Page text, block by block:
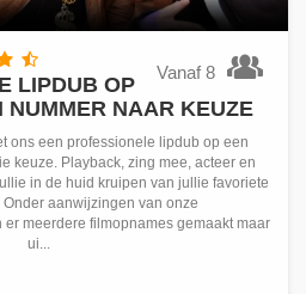
Vanaf 8
LIPDUB OP
NUMMER NAAR KEUZE
ons een professionele lipdub op een
keuze. Playback, zing mee, acteer en
in de huid kruipen van jullie favoriete
aanwijzingen van onze
meerdere filmopnames gemaakt maar
ui...